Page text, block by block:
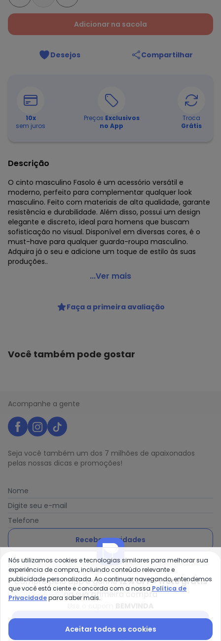
Adicionar na sacola
Desejos Compartilhar
10x
sem juros
Preços Exclusivos
no App
Troca
Grátis
Descrição
O cinto masculino Fasolo é um acessório versátil e
moderno, perfeito para complementar qualquer look
masculino. Feito com materiais de alta qualidade, garante
resistência e durabilidade. Além disso, possui um design
elegante e discreto, ideal para homens que buscam
sofisticação no visual. Disponível em diversas cores, é o
must-have para qualquer guarda-roupa masculino.
Adquira já o seu e adicione um toque de estilo às suas
produções..
Fasolo - Cinto Masculino Fasolo - F-014 - Canela
GRUPO DE IDADE : Adult
MATERIAL : Couro/Sintético
...Ver mais
Faça a primeira avaliação
Você também pode gostar
Acompanhe a gente
Seja você também um dos 7 milhões de apaixonados
pelas nossas dicas e promoções!
Nome
Digite seu e-mail
Telefone
Receber novidades
Ao enviar o cadastro, você concorda com a nossa Política
de Privacidade
Posthaus é uma marca da Posthaus Ltda / CNPJ:
80.462.138/0001-41
Compre pelo app e ganhe12% OFF + frete grátis
na sua primeira compra
Nós utilizamos cookies e tecnologias similares para melhorar sua
experiência de compra, incluindo conteúdo relevante e
publicidade personalizada. Ao continuar navegando, entendemos
que você está ciente e concorda com a nossa Política de
Privacidadepara saber mais.
Aceitar todos os cookies